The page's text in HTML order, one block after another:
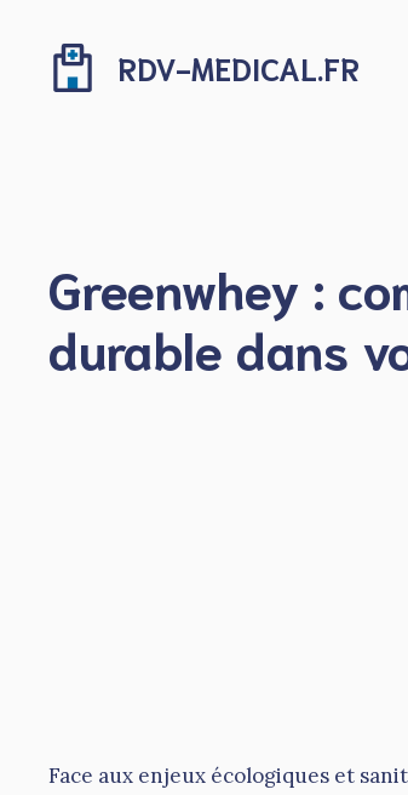
contenu
RDV-MEDICAL.FR
Greenwhey :
durable dans
Face aux enjeux écologiques et